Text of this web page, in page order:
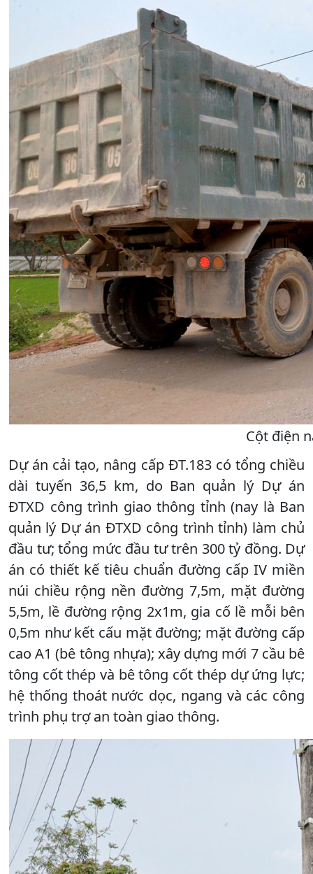
Cột điện
Dự án cải tạo, nâng cấp ĐT.183 có tổng chiều
dài tuyến 36,5 km, do Ban quản lý Dự án
ĐTXD công trình giao thông tỉnh (nay là Ban
quản lý Dự án ĐTXD công trình tỉnh) làm chủ
đầu tư; tổng mức đầu tư trên 300 tỷ đồng. Dự
án có thiết kế tiêu chuẩn đường cấp IV miền
núi chiều rộng nền đường 7,5m, mặt đường
5,5m, lề đường rộng 2x1m, gia cố lề mỗi bên
0,5m như kết cấu mặt đường; mặt đường cấp
cao A1 (bê tông nhựa); xây dựng mới 7 cầu bê
tông cốt thép và bê tông cốt thép dự ứng lực;
hệ thống thoát nước dọc, ngang và các công
trình phụ trợ an toàn giao thông.